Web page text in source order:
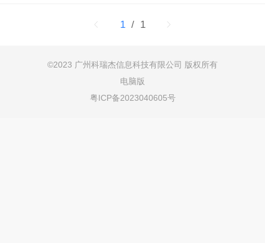
1 / 1
©2023 广州科瑞杰信息科技有限公司 版权所有
电脑版
粤ICP备2023040605号